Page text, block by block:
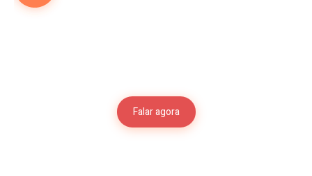
Falar agora